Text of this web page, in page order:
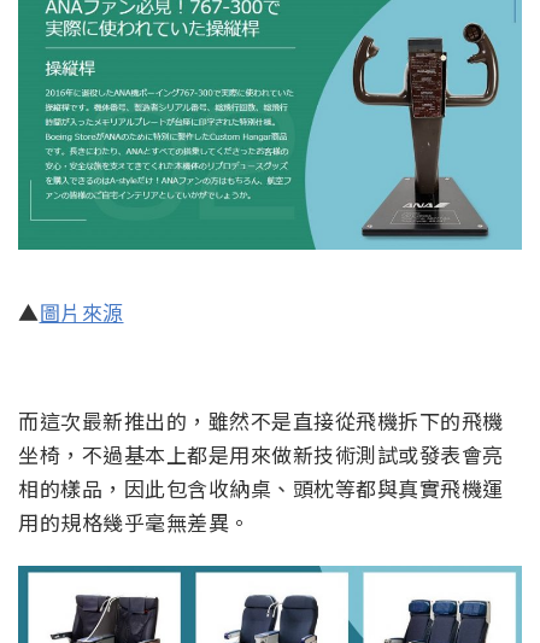
▲圖片來源
而這次最新推出的，雖然不是直接從飛機拆下的飛機
坐椅，不過基本上都是用來做新技術測試或發表會亮
相的樣品，因此包含收納桌、頭枕等都與真實飛機運
用的規格幾乎毫無差異。